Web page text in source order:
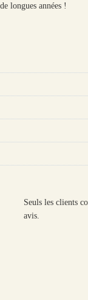
longues années !
Seuls les clients
avis.